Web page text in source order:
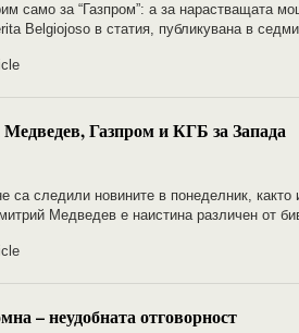
само за “Газпром”: а за нарастващата
Belgiojoso в статия, публикувана в
Газпром и КГБ за Запада
са следили новините в понеделник,
Медведев е наистина различен от
– неудобната отговорност